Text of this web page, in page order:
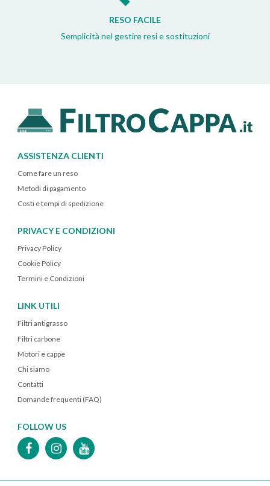
RESO FACILE
Semplicità nel gestire resi e sostituzioni
ASSISTENZA CLIENTI
Come fare un reso
Metodi di pagamento
Costi e tempi di spedizione
PRIVACY E CONDIZIONI
Privacy Policy
Cookie Policy
Termini e Condizioni
LINK UTILI
Filtri antigrasso
Filtri carbone
Motori e cappe
Chi siamo
Contatti
Domande frequenti (FAQ)
FOLLOW US